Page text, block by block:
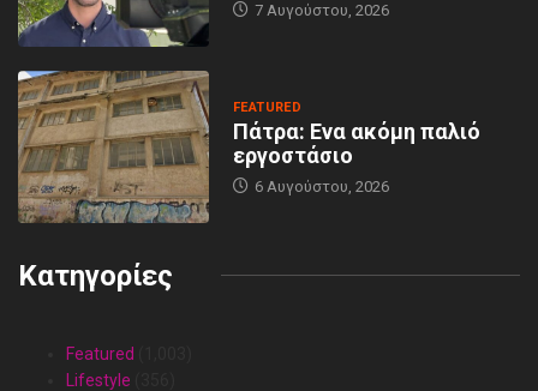
7 Αυγούστου, 2026
FEATURED
Πάτρα: Ενα ακόμη παλιό
εργοστάσιο
6 Αυγούστου, 2026
Κατηγορίες
Featured
Lifestyle